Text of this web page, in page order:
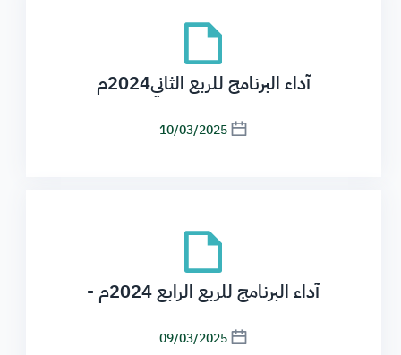
آداء البرنامج للربع الثاني2024م
10/03/2025
آداء البرنامج للربع الرابع 2024م -
09/03/2025